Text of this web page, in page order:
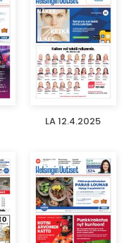
LA 12.4.2025